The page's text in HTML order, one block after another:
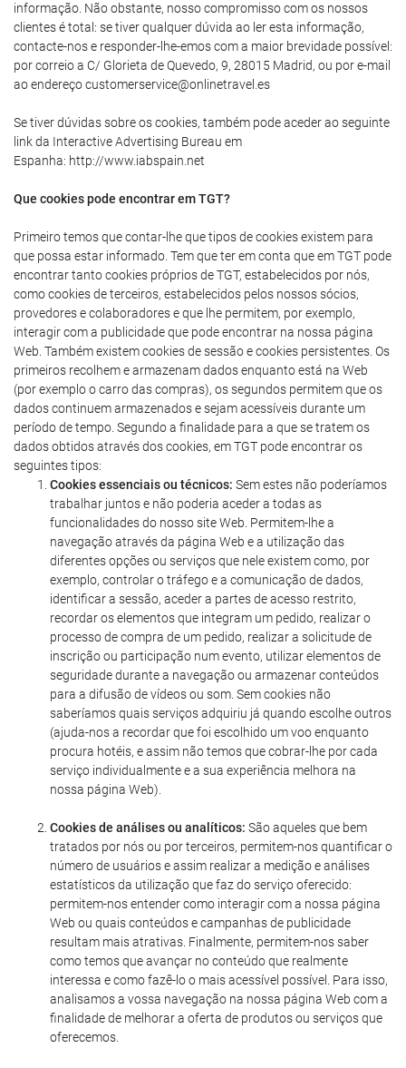
informação. Não obstante, nosso compromisso com os nossos
clientes é total: se tiver qualquer dúvida ao ler esta informação,
contacte-nos e responder-lhe-emos com a maior brevidade possível:
por correio a C/ Glorieta de Quevedo, 9, 28015 Madrid, ou por e-mail
ao endereço customerservice@onlinetravel.es
Se tiver dúvidas sobre os cookies, também pode aceder ao seguinte
link da Interactive Advertising Bureau em
Espanha: http://www.iabspain.net
Que cookies pode encontrar em TGT?
Primeiro temos que contar-lhe que tipos de cookies existem para
que possa estar informado. Tem que ter em conta que em TGT pode
encontrar tanto cookies próprios de TGT, estabelecidos por nós,
como cookies de terceiros, estabelecidos pelos nossos sócios,
provedores e colaboradores e que lhe permitem, por exemplo,
interagir com a publicidade que pode encontrar na nossa página
Web. Também existem cookies de sessão e cookies persistentes. Os
primeiros recolhem e armazenam dados enquanto está na Web
(por exemplo o carro das compras), os segundos permitem que os
dados continuem armazenados e sejam acessíveis durante um
período de tempo. Segundo a finalidade para a que se tratem os
dados obtidos através dos cookies, em TGT pode encontrar os
seguintes tipos:
Cookies essenciais ou técnicos: Sem estes não poderíamos
trabalhar juntos e não poderia aceder a todas as
funcionalidades do nosso site Web. Permitem-lhe a
navegação através da página Web e a utilização das
diferentes opções ou serviços que nele existem como, por
exemplo, controlar o tráfego e a comunicação de dados,
identificar a sessão, aceder a partes de acesso restrito,
recordar os elementos que integram um pedido, realizar o
processo de compra de um pedido, realizar a solicitude de
inscrição ou participação num evento, utilizar elementos de
seguridade durante a navegação ou armazenar conteúdos
para a difusão de vídeos ou som. Sem cookies não
saberíamos quais serviços adquiriu já quando escolhe outros
(ajuda-nos a recordar que foi escolhido um voo enquanto
procura hotéis, e assim não temos que cobrar-lhe por cada
serviço individualmente e a sua experiência melhora na
nossa página Web).
Cookies de análises ou analíticos: São aqueles que bem
tratados por nós ou por terceiros, permitem-nos quantificar o
número de usuários e assim realizar a medição e análises
estatísticos da utilização que faz do serviço oferecido:
permitem-nos entender como interagir com a nossa página
Web ou quais conteúdos e campanhas de publicidade
resultam mais atrativas. Finalmente, permitem-nos saber
como temos que avançar no conteúdo que realmente
interessa e como fazê-lo o mais acessível possível. Para isso,
analisamos a vossa navegação na nossa página Web com a
finalidade de melhorar a oferta de produtos ou serviços que
oferecemos.